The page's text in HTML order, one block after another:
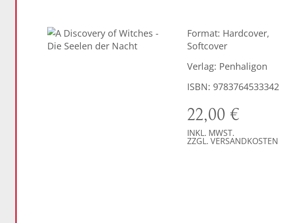
Format: Hardcover,
Softcover
Verlag: Penhaligon
ISBN: 9783764533342
22,00 €
INKL. MWST.
ZZGL. VERSANDKOSTEN